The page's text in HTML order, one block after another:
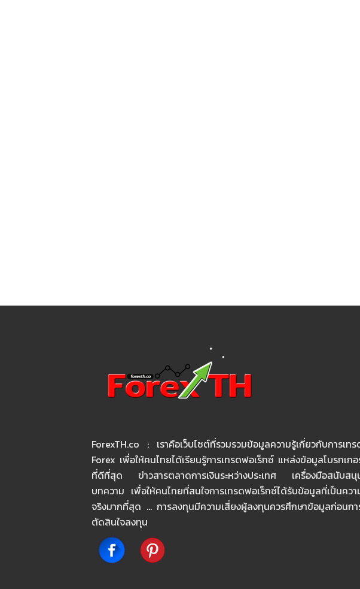
ForexTH.co : เราคือเว็บไซต์ที่รวมรวมข้อมูลความรู้เกี่ยวกับการเทร
Forex เพื่อให้คนไทยได้เรียนรู้การเทรดฟอเร็กซ์ แหล่งข้อมูลโบรกเก
ที่ดีที่สุด ข่าวสารตลาดการเงินระหว่างประเทศ เครื่องมือสนับสนุ
บทความ เพื่อให้คนไทยที่สนใจการเทรดฟอเร็กซ์ได้รับข้อมูลที่เป็นควา
จริงมากที่สุด … การลงทุนมีความเสี่ยงผู้ลงทุนควรศึกษาข้อมูลก่อนกา
ตัดสินใจลงทุน